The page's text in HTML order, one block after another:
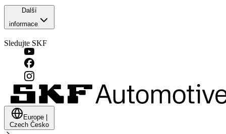
Další
informace
Sledujte SKF
Europe
Czech Česko